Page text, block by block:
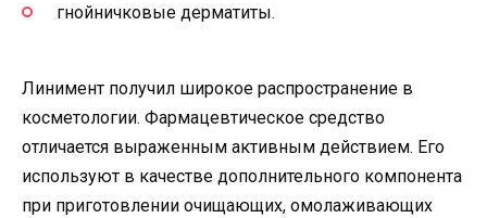
гнойничковые дерматиты.
Линимент получил широкое распространение в
косметологии. Фармацевтическое средство
отличается выраженным активным действием. Его
используют в качестве дополнительного компонента
при приготовлении очищающих, омолаживающих